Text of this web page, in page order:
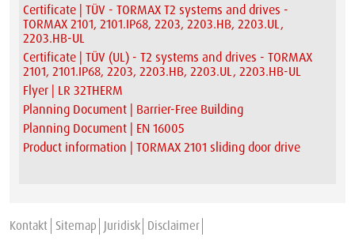
Certificate | TÜV - TORMAX T2 systems and drives -
TORMAX 2101, 2101.IP68, 2203, 2203.HB, 2203.UL,
2203.HB-UL
Certificate | TÜV (UL) - T2 systems and drives - TORMAX
2101, 2101.IP68, 2203, 2203.HB, 2203.UL, 2203.HB-UL
Flyer | LR 32THERM
Planning Document | Barrier-Free Building
Planning Document | EN 16005
Product information | TORMAX 2101 sliding door drive
Kontakt Sitemap Juridisk Disclaimer